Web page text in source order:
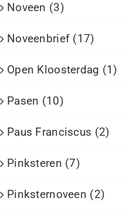
Noveen (3)
Noveenbrief (17)
Open Kloosterdag (1)
Pasen (10)
Paus Franciscus (2)
Pinksteren (7)
Pinksternoveen (2)